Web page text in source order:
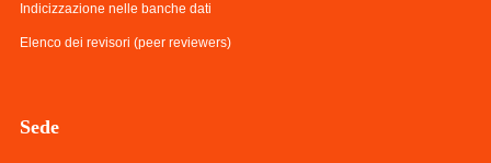
Indicizzazione nelle banche dati
Elenco dei revisori (peer reviewers)
Sede